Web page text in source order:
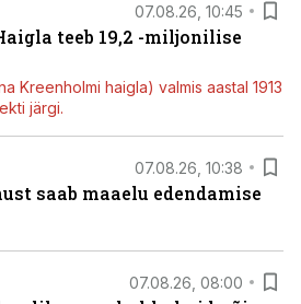
07.08.26, 10:45
teeb 19,2 -miljonilise
Kreenholmi haigla) valmis aastal 1913
järgi.
07.08.26, 10:38
saab maaelu edendamise
07.08.26, 08:00